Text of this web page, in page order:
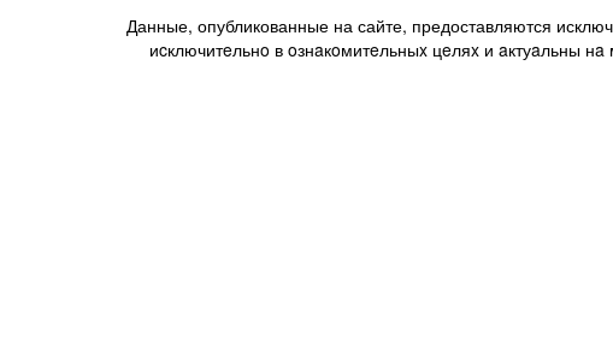
Данные, опубликованные на сайте, предоставляются
иcключитeльнo в oзнaкoмитeльныx цeляx и aктуaльны